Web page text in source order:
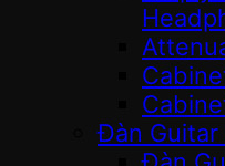
Đàn